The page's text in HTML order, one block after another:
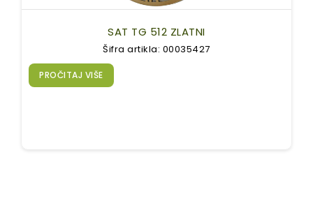
SAT TG 512 ZLATNI
Šifra artikla: 00035427
PROČITAJ VIŠE